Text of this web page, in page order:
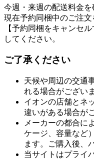
今週・来週の配送料金を
現在予約同梱中のご注
【予約同梱をキャンセ
してください。
ご了承ください
天候や周辺の交通
れる場合がござい
イオンの店舗とネ
違いがある場合が
メーカーの都合に
ケージ、容量など
ます。ご購入後、
当サイトはプライ